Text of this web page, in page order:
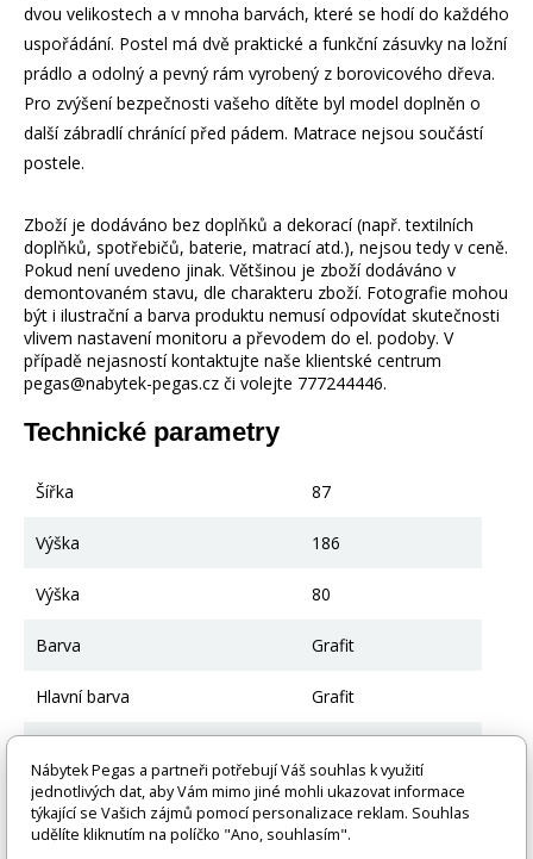
dvou velikostech a v mnoha barvách, které se hodí do každého
uspořádání. Postel má dvě praktické a funkční zásuvky na ložní
prádlo a odolný a pevný rám vyrobený z borovicového dřeva.
Pro zvýšení bezpečnosti vašeho dítěte byl model doplněn o
další zábradlí chránící před pádem. Matrace nejsou součástí
postele.
Zboží je dodáváno bez doplňků a dekorací (např. textilních
doplňků, spotřebičů, baterie, matrací atd.), nejsou tedy v ceně.
Pokud není uvedeno jinak. Většinou je zboží dodáváno v
demontovaném stavu, dle charakteru zboží. Fotografie mohou
být i ilustrační a barva produktu nemusí odpovídat skutečnosti
vlivem nastavení monitoru a převodem do el. podoby. V
případě nejasností kontaktujte naše klientské centrum
pegas@nabytek-pegas.cz či volejte 777244446.
Technické parametry
Šířka 87
Výška 186
Výška 80
Barva Grafit
Hlavní barva Grafit
Včetně rámu Ano
Nábytek Pegas a partneři potřebují Váš souhlas k využití
jednotlivých dat, aby Vám mimo jiné mohli ukazovat informace
týkající se Vašich zájmů pomocí personalizace reklam. Souhlas
udělíte kliknutím na políčko "Ano, souhlasím".